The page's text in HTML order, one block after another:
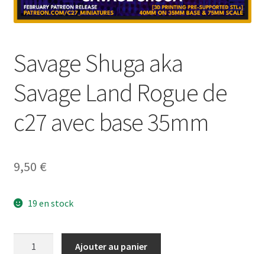
Savage Shuga aka
Savage Land Rogue de
c27 avec base 35mm
9,50 €
19 en stock
Ajouter au panier